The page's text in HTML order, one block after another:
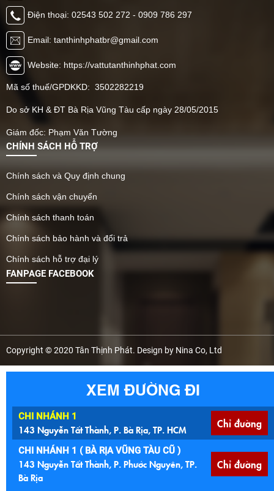
Điện thoại: 02543 502 272 - 0909 786 297
Email: tanthinhphatbr@gmail.com
Website: https://vattutanthinhphat.com
Mã số thuế/GPDKKD: 3502282219
Do sở KH & ĐT Bà Rịa Vũng Tàu cấp ngày 28/05/2015
Giám đốc: Phạm Văn Tường
CHÍNH SÁCH HỖ TRỢ
Chính sách và Quy định chung
Chính sách vận chuyển
Chính sách thanh toán
Chính sách bảo hành và đổi trả
Chính sách hỗ trợ đại lý
FANPAGE FACEBOOK
Copyright © 2020 Tân Thịnh Phát. Design by Nina Co, Ltd
XEM ĐƯỜNG ĐI
CHI NHÁNH 1
143 Nguyễn Tất Thành, P. Bà Rịa, TP. HCM Chỉ đường
CHI NHÁNH 1 ( BÀ RỊA VŨNG TÀU CŨ )
143 Nguyễn Tất Thành, P. Phước Nguyên, TP.
Bà Rịa
Chỉ đường